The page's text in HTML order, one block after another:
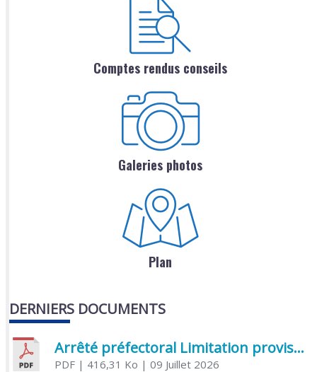
Comptes rendus conseils
Galeries photos
Plan
DERNIERS DOCUMENTS
Arrêté préfectoral Limitation provisoire des usages de l’eau
PDF| 416,31 Ko | 09 Juillet 2026